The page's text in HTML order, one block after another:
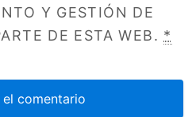
Y GESTIÓN DE
DE ESTA WEB. *